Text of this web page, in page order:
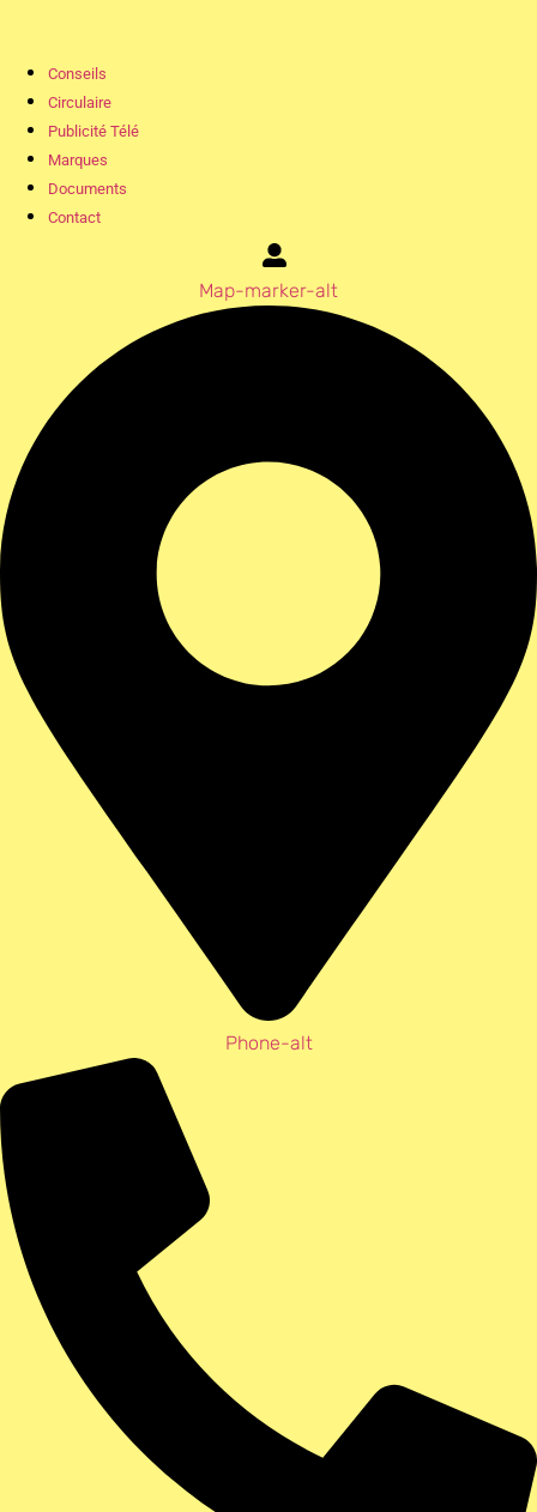
Conseils
Circulaire
Publicité Télé
Marques
Documents
Contact
Map-marker-alt
Phone-alt